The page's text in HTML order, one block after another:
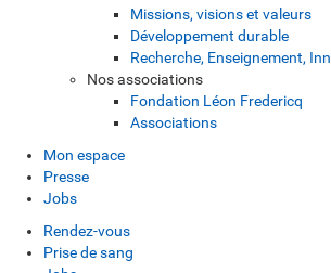
Missions, visions et valeurs
Développement durable
Recherche, Enseignement,
Nos associations
Fondation Léon Fredericq
Associations
Mon espace
Presse
Jobs
Rendez-vous
Prise de sang